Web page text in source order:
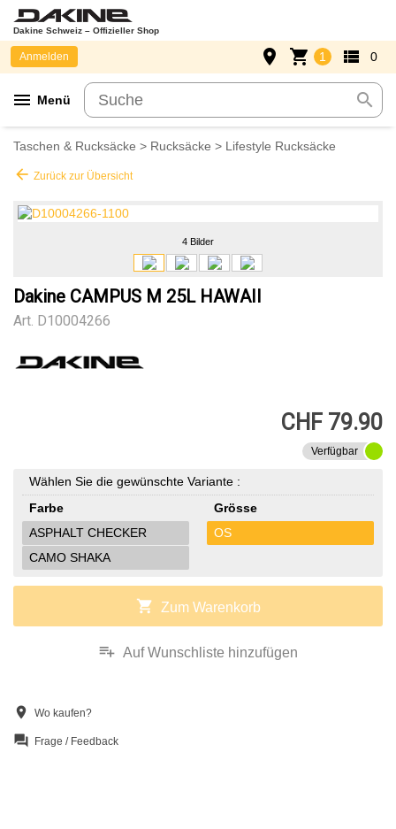
Dakine Schweiz – Offizieller Shop
menu Menü search
Anmelden place shopping_cart 1 view_list 0
Taschen & Rucksäcke > Rucksäcke > Lifestyle Rucksäcke
arrow_back Zurück zur Übersicht
4 Bilder
Dakine CAMPUS M 25L HAWAII
Art. D10004266
CHF 79.90
Verfügbar
Wählen Sie die gewünschte Variante :
Farbe
ASPHALT CHECKER
CAMO SHAKA
Grösse
OS
shopping_cart Zum Warenkorb
playlist_add Auf Wunschliste hinzufügen
location_on Wo kaufen?
question_answer Frage / Feedback